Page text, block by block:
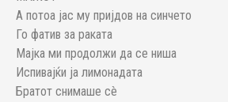
А потоа јас му пријдов на синчето
Го фатив за раката
Мајка ми продолжи да се ниша
Испивајќи ја лимонадата
Братот снимаше сè